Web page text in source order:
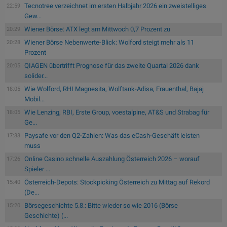
22:59
Tecnotree verzeichnet im ersten Halbjahr 2026 ein zweistelliges
Gew...
20:29 Wiener Börse: ATX legt am Mittwoch 0,7 Prozent zu
20:28
Wiener Börse Nebenwerte-Blick: Wolford steigt mehr als 11
Prozent
20:05
QIAGEN übertrifft Prognose für das zweite Quartal 2026 dank
solider...
18:05
Wie Wolford, RHI Magnesita, Wolftank-Adisa, Frauenthal, Bajaj
Mobil...
18:05
Wie Lenzing, RBI, Erste Group, voestalpine, AT&S und Strabag für
Ge...
17:33
Paysafe vor den Q2-Zahlen: Was das eCash-Geschäft leisten
muss
17:26
Online Casino schnelle Auszahlung Österreich 2026 – worauf
Spieler ...
15:40
Österreich-Depots: Stockpicking Österreich zu Mittag auf Rekord
(De...
15:20
Börsegeschichte 5.8.: Bitte wieder so wie 2016 (Börse
Geschichte) (...